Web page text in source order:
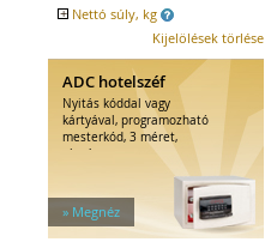
+ Nettó súly, kg
Kijelölések törlése
ADC hotelszéf
Nyitás kóddal vagy
kártyával, programozható
mesterkód, 3 méret,
elegáns...
» Megnéz